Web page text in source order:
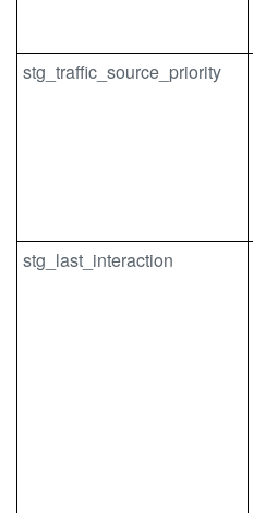
stg_traffic_source_priority
stg_last_interaction